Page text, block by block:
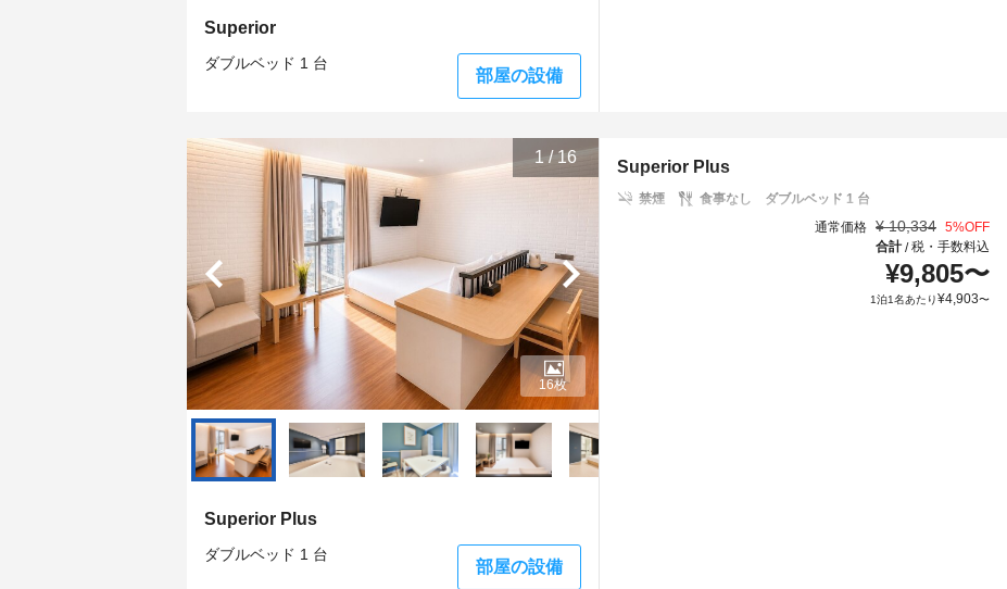
Superior
ダブルベッド 1 台
部屋の設備
1/16
Superior Plus
ダブルベッド 1 台
部屋の設備
16枚
Superior Plus
禁煙 食事なし
ダブルベッド 1 台
通常価格 ¥ 10,334 5%OFF
合計/税・手数料込
¥9,805〜
1泊1名あたり¥4,903〜